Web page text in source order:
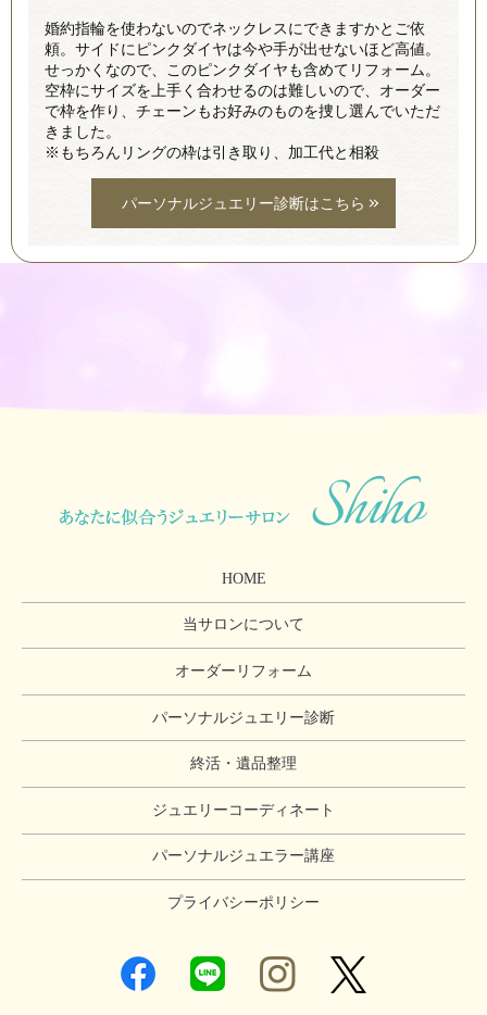
婚約指輪を使わないのでネックレスにできますかとご依
頼。サイドにピンクダイヤは今や手が出せないほど高値。
せっかくなので、このピンクダイヤも含めてリフォーム。
空枠にサイズを上手く合わせるのは難しいので、オーダー
で枠を作り、チェーンもお好みのものを捜し選んでいただ
きました。
※もちろんリングの枠は引き取り、加工代と相殺
パーソナルジュエリー診断はこちら
HOME
当サロンについて
オーダーリフォーム
パーソナルジュエリー診断
終活・遺品整理
ジュエリーコーディネート
パーソナルジュエラー講座
プライバシーポリシー